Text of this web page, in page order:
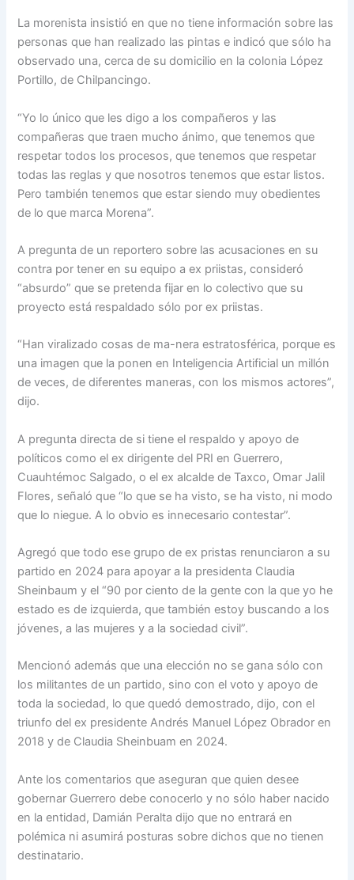
La morenista insistió en que no tiene información sobre las
personas que han realizado las pintas e indicó que sólo ha
observado una, cerca de su domicilio en la colonia López
Portillo, de Chilpancingo.
“Yo lo único que les digo a los compañeros y las
compañeras que traen mucho ánimo, que tenemos que
respetar todos los procesos, que tenemos que respetar
todas las reglas y que nosotros tenemos que estar listos.
Pero también tenemos que estar siendo muy obedientes
de lo que marca Morena”.
A pregunta de un reportero sobre las acusaciones en su
contra por tener en su equipo a ex priistas, consideró
“absurdo” que se pretenda fijar en lo colectivo que su
proyecto está respaldado sólo por ex priistas.
“Han viralizado cosas de ma-nera estratosférica, porque es
una imagen que la ponen en Inteligencia Artificial un millón
de veces, de diferentes maneras, con los mismos actores”,
dijo.
A pregunta directa de si tiene el respaldo y apoyo de
políticos como el ex dirigente del PRI en Guerrero,
Cuauhtémoc Salgado, o el ex alcalde de Taxco, Omar Jalil
Flores, señaló que “lo que se ha visto, se ha visto, ni modo
que lo niegue. A lo obvio es innecesario contestar”.
Agregó que todo ese grupo de ex pristas renunciaron a su
partido en 2024 para apoyar a la presidenta Claudia
Sheinbaum y el “90 por ciento de la gente con la que yo he
estado es de izquierda, que también estoy buscando a los
jóvenes, a las mujeres y a la sociedad civil”.
Mencionó además que una elección no se gana sólo con
los militantes de un partido, sino con el voto y apoyo de
toda la sociedad, lo que quedó demostrado, dijo, con el
triunfo del ex presidente Andrés Manuel López Obrador en
2018 y de Claudia Sheinbuam en 2024.
Ante los comentarios que aseguran que quien desee
gobernar Guerrero debe conocerlo y no sólo haber nacido
en la entidad, Damián Peralta dijo que no entrará en
polémica ni asumirá posturas sobre dichos que no tienen
destinatario.